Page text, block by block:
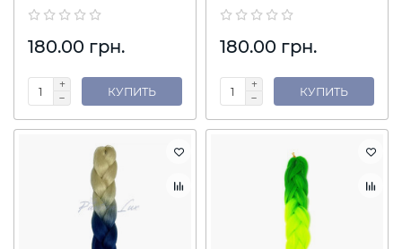
180.00 грн.
КУПИТЬ
180.00 грн.
КУПИТЬ